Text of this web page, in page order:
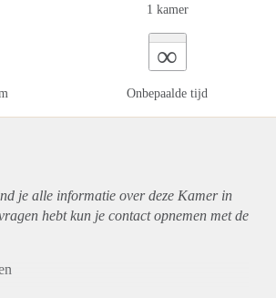
1 kamer
∞
Onbepaalde tijd
je alle informatie over deze Kamer in
hebt kun je contact opnemen met de